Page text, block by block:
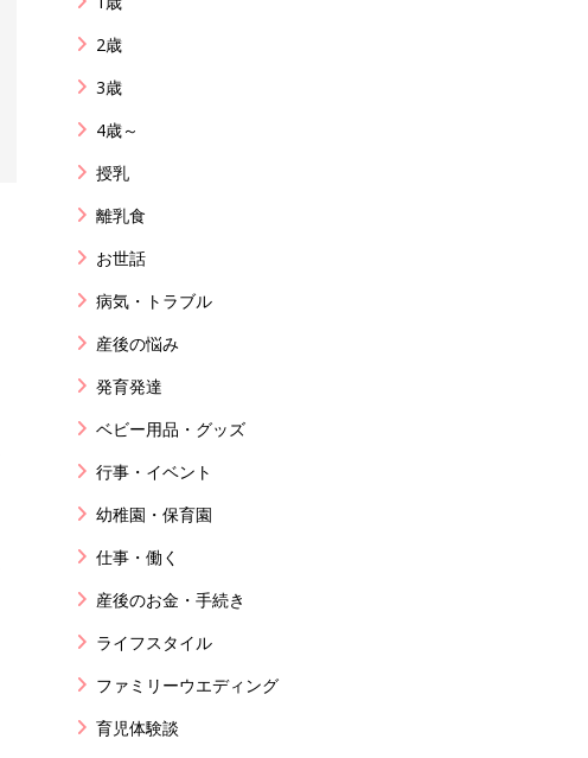
2歳
3歳
4歳～
授乳
離乳食
お世話
病気・トラブル
産後の悩み
発育発達
ベビー用品・グッズ
行事・イベント
幼稚園・保育園
仕事・働く
産後のお金・手続き
ライフスタイル
ファミリーウエディング
育児体験談